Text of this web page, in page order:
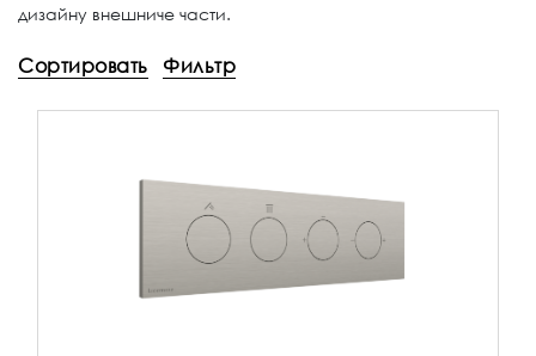
дизайну внешниче части.
Сортировать Фильтр